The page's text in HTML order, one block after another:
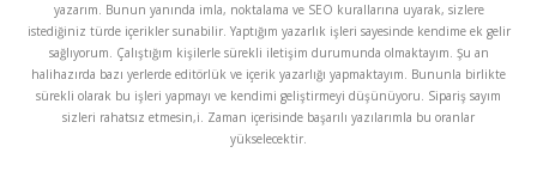
yazarım. Bunun yanında imla, noktalama ve SEO kurallarına uyarak, sizlere
istediğiniz türde içerikler sunabilir. Yaptığım yazarlık işleri sayesinde kendime ek gelir
sağlıyorum. Çalıştığım kişilerle sürekli iletişim durumunda olmaktayım. Şu an
halihazırda bazı yerlerde editörlük ve içerik yazarlığı yapmaktayım. Bununla birlikte
sürekli olarak bu işleri yapmayı ve kendimi geliştirmeyi düşünüyoru. Sipariş sayım
sizleri rahatsız etmesin,i. Zaman içerisinde başarılı yazılarımla bu oranlar
yükselecektir.